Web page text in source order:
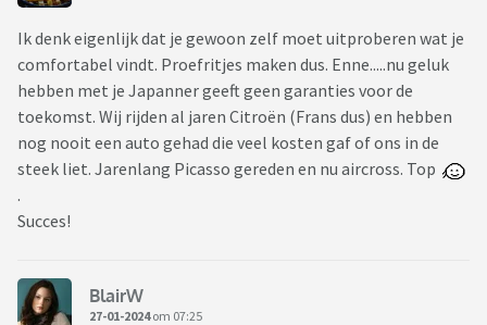
Ik denk eigenlijk dat je gewoon zelf moet uitproberen wat je
comfortabel vindt. Proefritjes maken dus. Enne.....nu geluk
hebben met je Japanner geeft geen garanties voor de
toekomst. Wij rijden al jaren Citroën (Frans dus) en hebben
nog nooit een auto gehad die veel kosten gaf of ons in de
steek liet. Jarenlang Picasso gereden en nu aircross. Top
.
Succes!
BlairW
27-01-2024om 07:25